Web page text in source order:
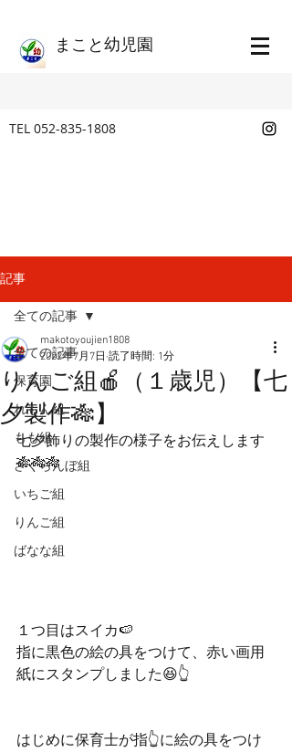
​まこと幼児園
TEL 052-835-1808
記事
全ての記事
保育園
れもん組
もも組
さくらんぼ組
いちご組
りんご組
ばなな組
全ての記事
りんご組🍎（１歳児）【七
夕製作🎋】
makotoyoujien1808
2022年7月7日 読了時間: 1分
七夕飾りの製作の様子をお伝えします
🎋🎋🎋
１つ目はスイカ🍉
指に黒色の絵の具をつけて、赤い画用
紙にスタンプしました😆👆
はじめに保育士が指👆に絵の具をつけ